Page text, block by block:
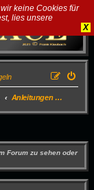
keine Cookies für
lies unsere
X
Anleitungen und Hinweise
Forum zu sehen oder